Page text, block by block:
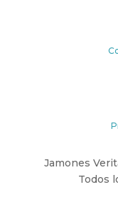
Jamones
Todos